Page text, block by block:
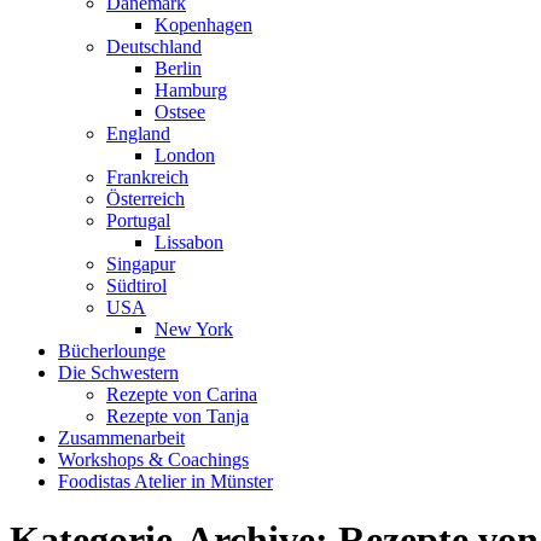
Kopenhagen
Deutschland
Berlin
Hamburg
Ostsee
England
London
Frankreich
Österreich
Portugal
Lissabon
Singapur
Südtirol
USA
New York
Bücherlounge
Die Schwestern
Rezepte von Carina
Rezepte von Tanja
Zusammenarbeit
Workshops & Coachings
Foodistas Atelier in Münster